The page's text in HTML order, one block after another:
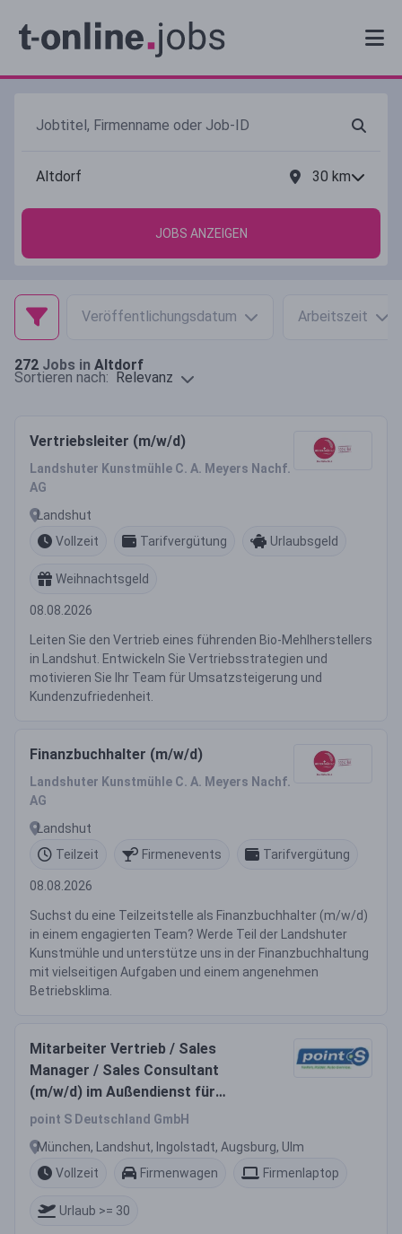
30 km
JOBS ANZEIGEN
Veröffentlichungsdatum Arbeitszeit
272 Jobs in Altdorf
Sortieren nach: Relevanz
Vertriebsleiter (m/w/d)
Landshuter Kunstmühle C. A. Meyers Nachf.
AG
Landshut
Vollzeit
Tarifvergütung Urlaubsgeld
Weihnachtsgeld
08.08.2026
Leiten Sie den Vertrieb eines führenden Bio-Mehlherstellers
in Landshut. Entwickeln Sie Vertriebsstrategien und
motivieren Sie Ihr Team für Umsatzsteigerung und
Kundenzufriedenheit.
Finanzbuchhalter (m/w/d)
Landshuter Kunstmühle C. A. Meyers Nachf.
AG
Landshut
Teilzeit
Firmenevents Tarifvergütung
08.08.2026
Suchst du eine Teilzeitstelle als Finanzbuchhalter (m/w/d)
in einem engagierten Team? Werde Teil der Landshuter
Kunstmühle und unterstütze uns in der Finanzbuchhaltung
mit vielseitigen Aufgaben und einem angenehmen
Betriebsklima.
Mitarbeiter Vertrieb / Sales
Manager / Sales Consultant
(m/w/d) im Außendienst für
Postleitzahlbereich 8
point S Deutschland GmbH
München, Landshut, Ingolstadt, Augsburg, Ulm
Vollzeit
Firmenwagen Firmenlaptop
Urlaub >= 30